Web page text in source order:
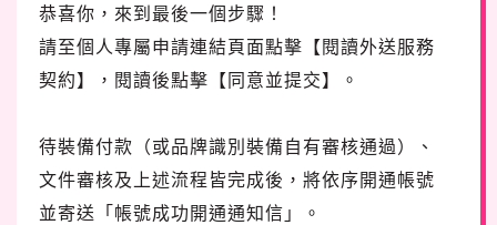
恭喜你，來到最後一個步驟！
請至個人專屬申請連結頁面點擊【閱讀外送服務
契約】，閱讀後點擊【同意並提交】。
待裝備付款（或品牌識別裝備自有審核通過）、
文件審核及上述流程皆完成後，將依序開通帳號
並寄送「帳號成功開通通知信」。